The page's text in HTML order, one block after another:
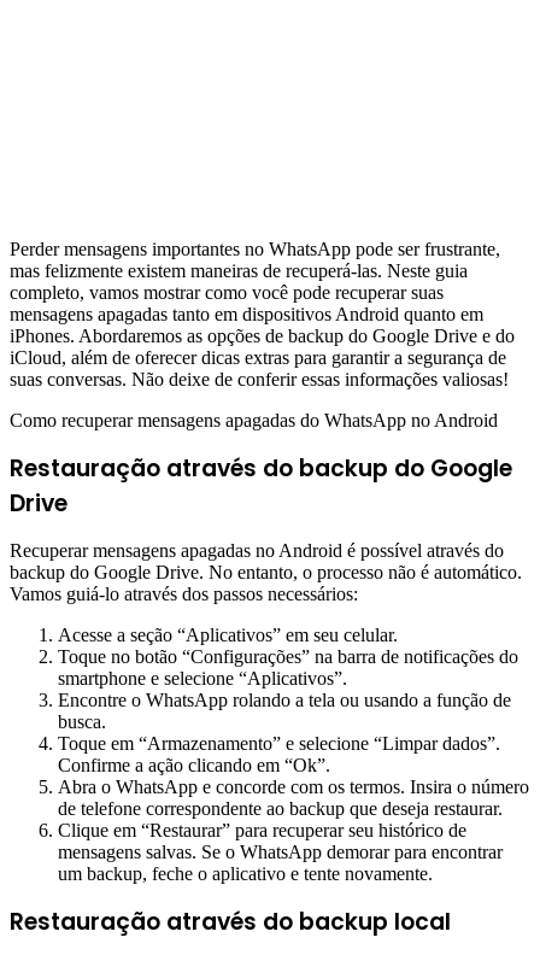
Perder mensagens importantes no WhatsApp pode ser frustrante,
mas felizmente existem maneiras de recuperá-las. Neste guia
completo, vamos mostrar como você pode recuperar suas
mensagens apagadas tanto em dispositivos Android quanto em
iPhones. Abordaremos as opções de backup do Google Drive e do
iCloud, além de oferecer dicas extras para garantir a segurança de
suas conversas. Não deixe de conferir essas informações valiosas!
Como recuperar mensagens apagadas do WhatsApp no Android
Restauração através do backup do Google
Drive
Recuperar mensagens apagadas no Android é possível através do
backup do Google Drive. No entanto, o processo não é automático.
Vamos guiá-lo através dos passos necessários:
Acesse a seção “Aplicativos” em seu celular.
Toque no botão “Configurações” na barra de notificações do
smartphone e selecione “Aplicativos”.
Encontre o WhatsApp rolando a tela ou usando a função de
busca.
Toque em “Armazenamento” e selecione “Limpar dados”.
Confirme a ação clicando em “Ok”.
Abra o WhatsApp e concorde com os termos. Insira o número
de telefone correspondente ao backup que deseja restaurar.
Clique em “Restaurar” para recuperar seu histórico de
mensagens salvas. Se o WhatsApp demorar para encontrar
um backup, feche o aplicativo e tente novamente.
Restauração através do backup local